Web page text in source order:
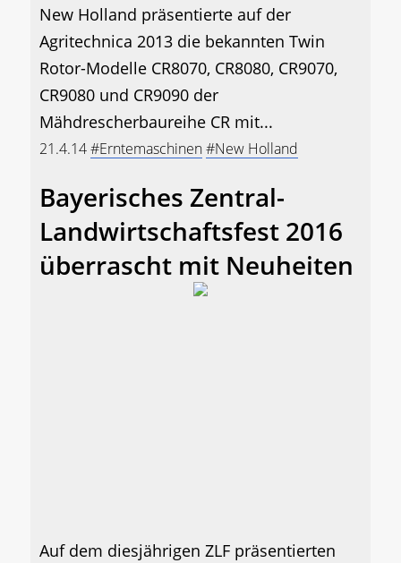
New Holland präsentierte auf der
Agritechnica 2013 die bekannten Twin
Rotor-Modelle CR8070, CR8080, CR9070,
CR9080 und CR9090 der
Mähdrescherbaureihe CR mit...
21.4.14#Erntemaschinen#New Holland
Bayerisches Zentral-
Landwirtschaftsfest 2016
überrascht mit Neuheiten
Auf dem diesjährigen ZLF präsentierten